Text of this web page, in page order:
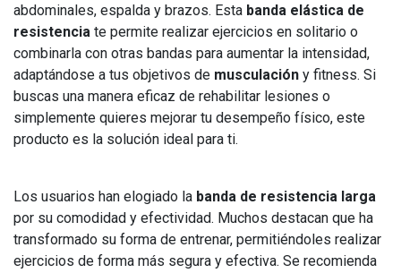
abdominales, espalda y brazos. Esta banda elástica de
resistencia te permite realizar ejercicios en solitario o
combinarla con otras bandas para aumentar la intensidad,
adaptándose a tus objetivos de musculación y fitness. Si
buscas una manera eficaz de rehabilitar lesiones o
simplemente quieres mejorar tu desempeño físico, este
producto es la solución ideal para ti.
Los usuarios han elogiado la banda de resistencia larga
por su comodidad y efectividad. Muchos destacan que ha
transformado su forma de entrenar, permitiéndoles realizar
ejercicios de forma más segura y efectiva. Se recomienda